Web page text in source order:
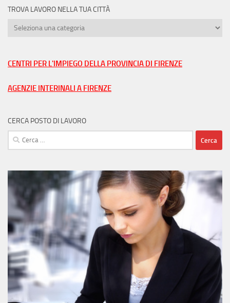
TROVA LAVORO NELLA TUA CITTÀ
Trova
tua
CENTRI PER L'IMPIEGO DELLA PROVINCIA DI FIRENZE
AGENZIE INTERINALI A FIRENZE
CERCA POSTO DI LAVORO
Ricerca
per: